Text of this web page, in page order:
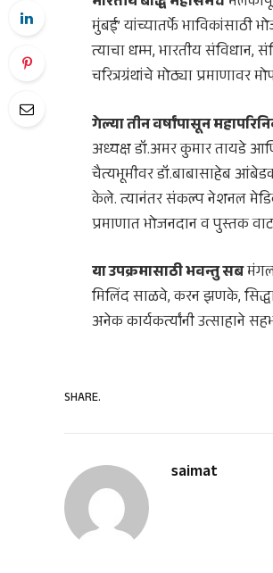
मुंबई’ यांच्यातर्फे
त्याचा धम्म, भारतीय संविधान,
चरित्रग्रंथांचे मोठ्या
गेल्या तीन वर्षांपासून
अध्यक्ष डॉ.अमर कुमार तायडे आणि
चैत्यभूमीवर डॉ.बाबासाहेब
केले. त्यानंतर संकल्प नेशनल
प्रमाणात भोजनदान व पुस्तक
या उपक्रमासाठी भवन्तु सबमंगल
मिलिंद साळवे, करन झणके,
अनेक कार्यकर्त्यांनी उत्साहाने
SHARE.
saimat